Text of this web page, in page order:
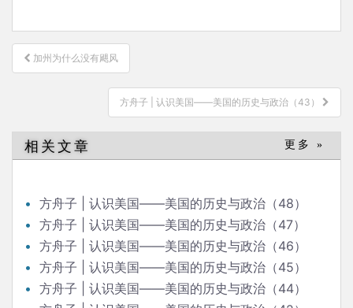
文
章
加州为什么没有飓风
方舟子 | 认识美国——美国的历史与政治（43）
相关文章 更多 »
方舟子 | 认识美国——美国的历史与政治（48）
方舟子 | 认识美国——美国的历史与政治（47）
方舟子 | 认识美国——美国的历史与政治（46）
方舟子 | 认识美国——美国的历史与政治（45）
方舟子 | 认识美国——美国的历史与政治（44）